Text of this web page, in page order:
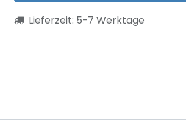
Lieferzeit: 5-7 Werktage